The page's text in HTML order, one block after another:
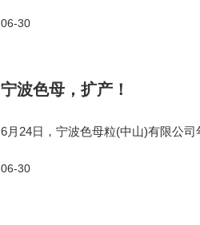
缘、力学性能突出，全球市场长期被
06-30
宁波色母，扩产！
6月24日，宁波色母粒(中山)有限公
产色母粒11400吨，扩建前总投资为
06-30